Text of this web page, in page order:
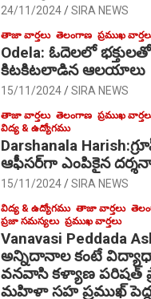
24/11/2024 SIRA NEWS
తాజా వార్తలు తెలంగాణ ప్రముఖ
Odela: ఓదెల‌లో భక్తులతో
కిటకిటలాడిన ఆల‌యాలు
15/11/2024 SIRA NEWS
తాజా వార్తలు తెలంగాణ ప్రముఖ
విద్య & ఉద్యోగము
Darshanala
ఆఫీసర్‌గా ఎంపికైన
15/11/2024 SIRA NEWS
విద్య & ఉద్యోగము తాజా వార్తలు
ప్రజా సమస్యలు ప్రముఖ వార్తలు
Vanavasi Peddada
అన్నిదానాల కంటే
వనవాసి కళ్యాణ పరిషత్
మహిళా సహ ప్రముఖ్